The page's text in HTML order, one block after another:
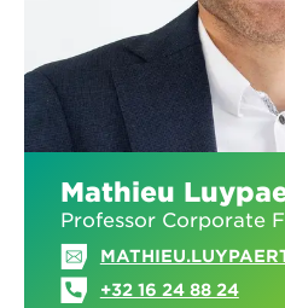
Mathieu
Professor Corporate
+32 16 24 88 24